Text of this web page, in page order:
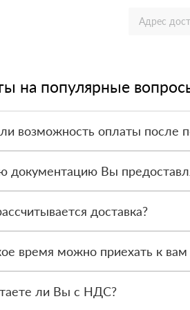
на популярные
возможность оплаты после
от него отказаться.
документацию Вы
доставка?
и сроков доставки, которые
время можно приехать к вам
ли Вы с НДС?